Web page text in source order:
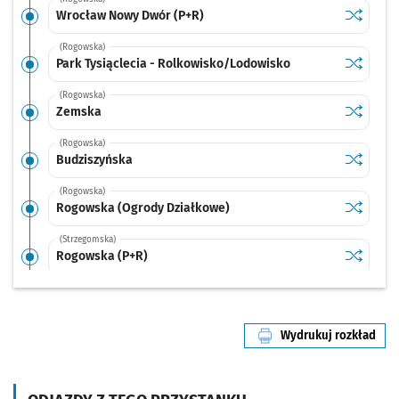
Wrocław Nowy Dwór (P+R) Sprawdź
Wrocław
(Rogowska)
Park Tysiąclecia - Rolkowisko/Lodowisko Sprawdź
Park
(Rogowska)
Zemska Sprawdź
Zemska
(Rogowska)
Budziszyńska Sprawdź
(Rogowska)
Rogowska (Ogrody Działkowe) Sprawdź
(Strzegomska)
Rogowska (P+R) Sprawdź
(Strzegomska)
Sprawdź
Czas
1'
Wydrukuj rozkład
linii nr 23